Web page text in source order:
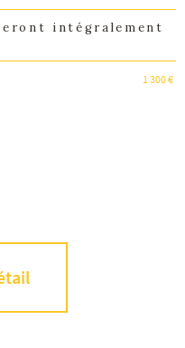
intégralement
1 300 €